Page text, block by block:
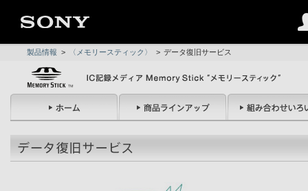
製品情報 > 〈メモリースティック〉 > データ復旧サービス